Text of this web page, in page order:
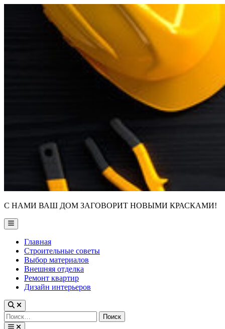
С НАМИ ВАШ ДОМ ЗАГОВОРИТ НОВЫМИ КРАСКАМИ!
Main
Menu
Главная
Строительные советы
Выбор материалов
Внешняя отделка
Ремонт квартир
Дизайн интерьеров
Найти: